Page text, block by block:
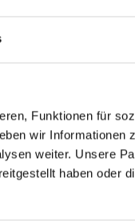
Funktionen für
wir Informationen
weiter. Unsere
haben oder